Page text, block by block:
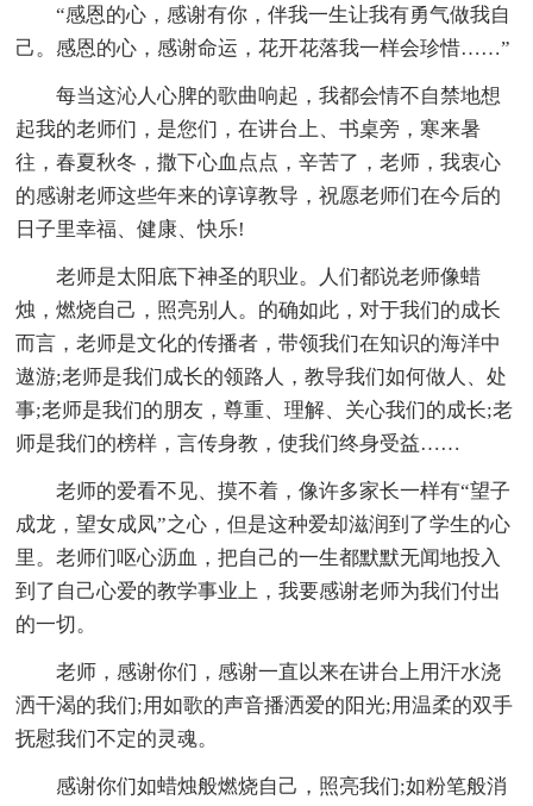
“感恩的心，感谢有你，伴我一生让我有勇气做我自
己。感恩的心，感谢命运，花开花落我一样会珍惜……”
每当这沁人心脾的歌曲响起，我都会情不自禁地想
起我的老师们，是您们，在讲台上、书桌旁，寒来暑
往，春夏秋冬，撒下心血点点，辛苦了，老师，我衷心
的感谢老师这些年来的谆谆教导，祝愿老师们在今后的
日子里幸福、健康、快乐!
老师是太阳底下神圣的职业。人们都说老师像蜡
烛，燃烧自己，照亮别人。的确如此，对于我们的成长
而言，老师是文化的传播者，带领我们在知识的海洋中
遨游;老师是我们成长的领路人，教导我们如何做人、处
事;老师是我们的朋友，尊重、理解、关心我们的成长;老
师是我们的榜样，言传身教，使我们终身受益……
老师的爱看不见、摸不着，像许多家长一样有“望子
成龙，望女成凤”之心，但是这种爱却滋润到了学生的心
里。老师们呕心沥血，把自己的一生都默默无闻地投入
到了自己心爱的教学事业上，我要感谢老师为我们付出
的一切。
老师，感谢你们，感谢一直以来在讲台上用汗水浇
洒干渴的我们;用如歌的声音播洒爱的阳光;用温柔的双手
抚慰我们不定的灵魂。
感谢你们如蜡烛般燃烧自己，照亮我们;如粉笔般消